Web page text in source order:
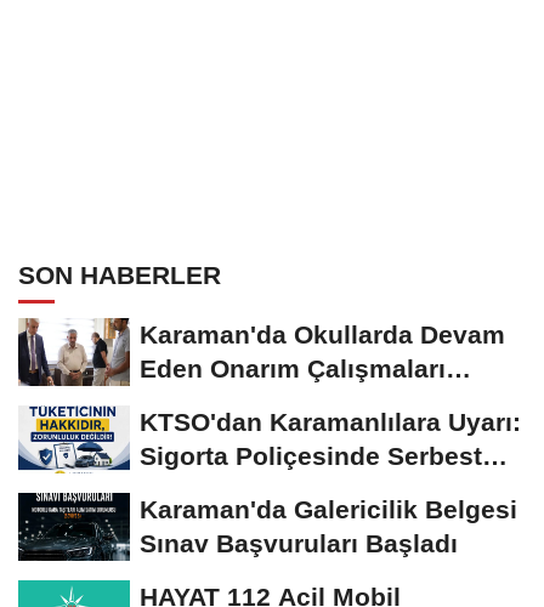
SON HABERLER
Karaman'da Okullarda Devam
Eden Onarım Çalışmaları
KTSO'dan Karamanlılara Uyarı:
Sigorta Poliçesinde Serbest
Karaman'da Galericilik Belgesi
Sınav Başvuruları Başladı
HAYAT 112 Acil Mobil